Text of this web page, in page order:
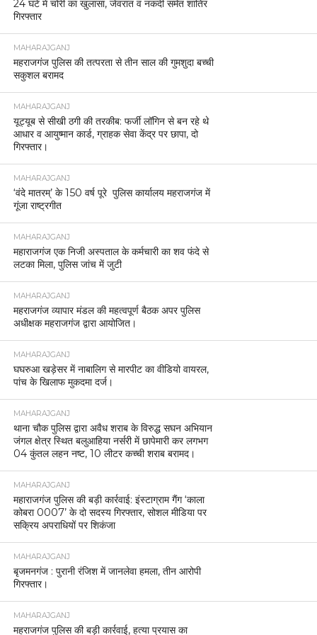
24 घंटे में चोरी का खुलासा, जेवरात व नकदी समेत शातिर
गिरफ्तार
MAHARAJGANJ
महराजगंज पुलिस की तत्परता से तीन साल की गुमशुदा बच्ची
सकुशल बरामद
MAHARAJGANJ
यूट्यूब से सीखी ठगी की तरकीब: फर्जी लॉगिन से बन रहे थे
आधार व आयुष्मान कार्ड, ग्राहक सेवा केंद्र पर छापा, दो
गिरफ्तार।
MAHARAJGANJ
‘वंदे मातरम्’ के 150 वर्ष पूरे पुलिस कार्यालय महराजगंज में
गूंजा राष्ट्रगीत
MAHARAJGANJ
महाराजगंज एक निजी अस्पताल के कर्मचारी का शव फंदे से
लटका मिला, पुलिस जांच में जुटी
MAHARAJGANJ
महराजगंज व्यापार मंडल की महत्वपूर्ण बैठक अपर पुलिस
अधीक्षक महराजगंज द्वारा आयोजित।
MAHARAJGANJ
घघरुआ खड़ेसर में नाबालिग से मारपीट का वीडियो वायरल,
पांच के खिलाफ मुकदमा दर्ज।
MAHARAJGANJ
थाना चौक पुलिस द्वारा अवैध शराब के विरुद्ध सघन अभियान
जंगल क्षेत्र स्थित बलुआहिया नर्सरी में छापेमारी कर लगभग
04 कुंतल लहन नष्ट, 10 लीटर कच्ची शराब बरामद।
MAHARAJGANJ
महाराजगंज पुलिस की बड़ी कार्रवाई: इंस्टाग्राम गैंग ‘काला
कोबरा 0007’ के दो सदस्य गिरफ्तार, सोशल मीडिया पर
सक्रिय अपराधियों पर शिकंजा
MAHARAJGANJ
बृजमनगंज : पुरानी रंजिश में जानलेवा हमला, तीन आरोपी
गिरफ्तार।
MAHARAJGANJ
महराजगंज पुलिस की बड़ी कार्रवाई, हत्या प्रयास का